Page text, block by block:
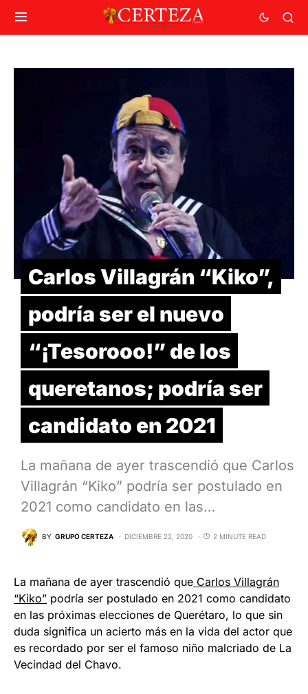
Carlos Villagrán “Kiko”,
podría ser el nuevo
“¡Tesorooo!” de los
queretanos; podría ser
candidato en 2021
La mañana de ayer trascendió que Carlos
Villagrán “Kiko” podría ser postulado en
2021 como candidato en las…
BY GRUPO CERTEZA DICIEMBRE 22, 2020 2 MINUTE READ
La mañana de ayer trascendió que Carlos Villagrán
“Kiko” podría ser postulado en 2021 como candidato
en las próximas elecciones de Querétaro, lo que sin
duda significa un acierto más en la vida del actor que
es recordado por ser el famoso niño malcriado de La
Vecindad del Chavo.